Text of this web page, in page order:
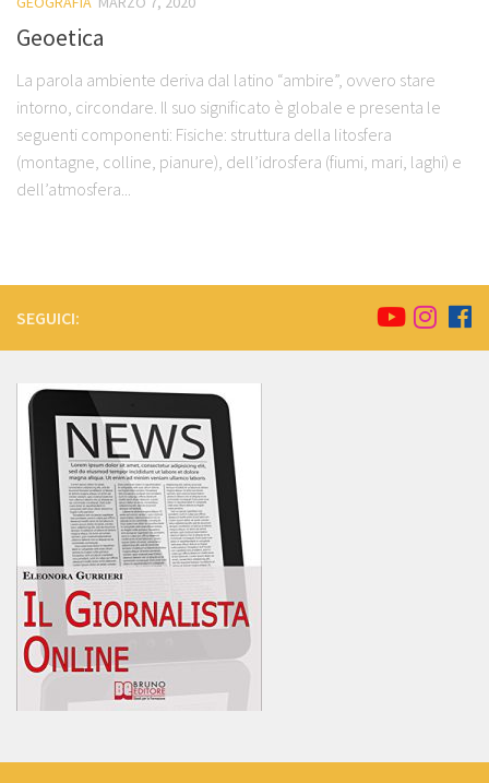
Geoetica
La parola ambiente deriva dal latino “ambire”, ovvero stare
intorno, circondare. Il suo significato è globale e presenta le
seguenti componenti: Fisiche: struttura della litosfera
(montagne, colline, pianure), dell’idrosfera (fiumi, mari, laghi) e
dell’atmosfera...
SEGUICI: